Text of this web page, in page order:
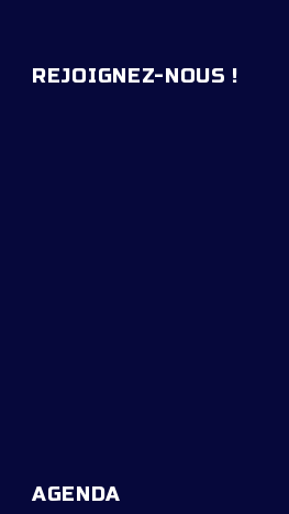
REJOIGNEZ-NOUS !
AGENDA